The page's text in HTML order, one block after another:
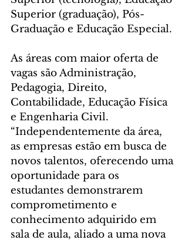
Superior (graduação), Pós-
Graduação e Educação Especial.
As áreas com maior oferta de
vagas são Administração,
Pedagogia, Direito,
Contabilidade, Educação Física
e Engenharia Civil.
“Independentemente da área,
as empresas estão em busca de
novos talentos, oferecendo uma
oportunidade para os
estudantes demonstrarem
comprometimento e
conhecimento adquirido em
sala de aula, aliado a uma nova